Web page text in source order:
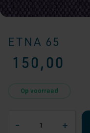
ETNA 65
150,00
Op voorraad
–
65
+